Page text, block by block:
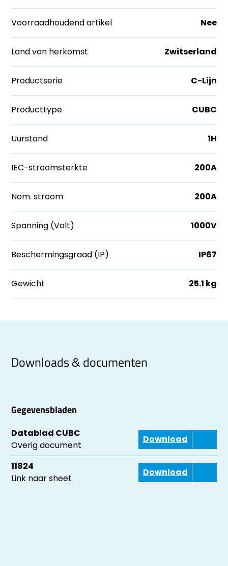
Voorraadhoudend artikel Nee
Land van herkomst Zwitserland
Productserie C-Lijn
Producttype CUBC
Uurstand 1H
IEC-stroomsterkte 200A
Nom. stroom 200A
Spanning (Volt) 1000V
Beschermingsgraad (IP) IP67
Gewicht 25.1 kg
Downloads & documenten
Gegevensbladen
Datablad CUBC
Overig document
Download
11824
Link naar sheet
Download